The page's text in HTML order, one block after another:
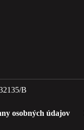
B
osobných údajov